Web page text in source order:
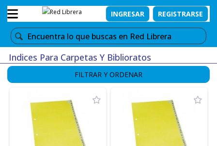
INGRESAR REGISTRARSE
Indices Para Carpetas Y Biblioratos
FILTRAR Y ORDENAR